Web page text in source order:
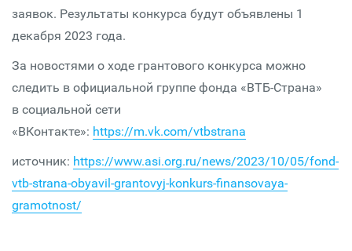
заявок. Результаты конкурса будут объявлены 1
декабря 2023 года.
За новостями о ходе грантового конкурса можно
следить в официальной группе фонда «ВТБ-Страна»
в социальной сети
«ВКонтакте»: https://m.vk.com/vtbstrana
источник: https://www.asi.org.ru/news/2023/10/05/fond-
vtb-strana-obyavil-grantovyj-konkurs-finansovaya-
gramotnost/